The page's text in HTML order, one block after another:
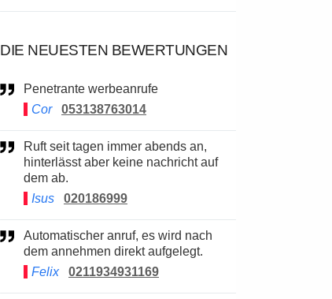
DIE NEUESTEN BEWERTUNGEN
Penetrante werbeanrufe
Cor
053138763014
Ruft seit tagen immer abends an,
hinterlässt aber keine nachricht auf
dem ab.
Isus
020186999
Automatischer anruf, es wird nach
dem annehmen direkt aufgelegt.
Felix
0211934931169